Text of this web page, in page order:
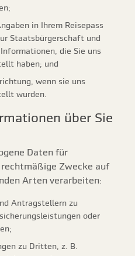
in Ihrem Reisepass
Staatsbürgerschaft und
die Sie uns
haben; und
wenn sie uns
wurden.
über Sie
Daten für
Zwecke auf
Arten verarbeiten:
Antragstellern zu
oder
zu Dritten, z. B.